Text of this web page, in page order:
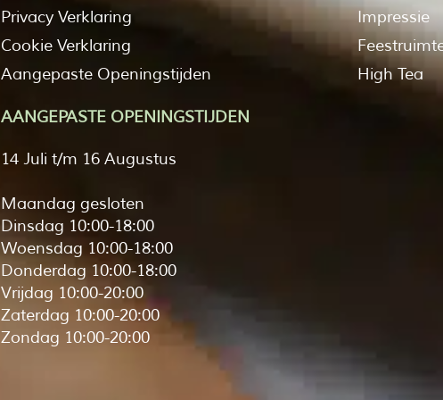
Privacy Verklaring
Cookie Verklaring
Aangepaste Openingstijden
AANGEPASTE OPENINGSTIJDEN
14 Juli t/m 16 Augustus
Maandag gesloten
Dinsdag 10:00-18:00
Woensdag 10:00-18:00
Donderdag 10:00-18:00
Vrijdag 10:00-20:00
Zaterdag 10:00-20:00
Zondag 10:00-20:00
Impressie
High Tea